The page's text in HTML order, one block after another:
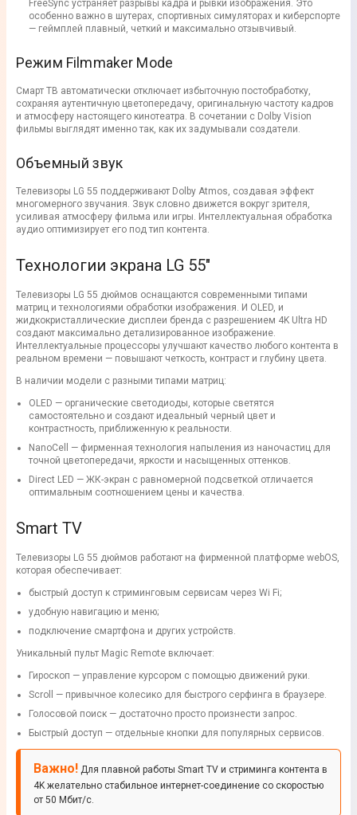
FreeSync устраняет разрывы кадра и рывки изображения. Это
особенно важно в шутерах, спортивных симуляторах и киберспорте
— геймплей плавный, четкий и максимально отзывчивый.
Режим Filmmaker Mode
Смарт ТВ автоматически отключает избыточную постобработку,
сохраняя аутентичную цветопередачу, оригинальную частоту кадров
и атмосферу настоящего кинотеатра. В сочетании с Dolby Vision
фильмы выглядят именно так, как их задумывали создатели.
Объемный звук
Телевизоры LG 55 поддерживают Dolby Atmos, создавая эффект
многомерного звучания. Звук словно движется вокруг зрителя,
усиливая атмосферу фильма или игры. Интеллектуальная обработка
аудио оптимизирует его под тип контента.
Технологии экрана LG 55"
Телевизоры LG 55 дюймов оснащаются современными типами
матриц и технологиями обработки изображения. И OLED, и
жидкокристаллические дисплеи бренда с разрешением 4K Ultra HD
создают максимально детализированное изображение.
Интеллектуальные процессоры улучшают качество любого контента в
реальном времени — повышают четкость, контраст и глубину цвета.
В наличии модели с разными типами матриц:
OLED — органические светодиоды, которые светятся
самостоятельно и создают идеальный черный цвет и
контрастность, приближенную к реальности.
NanoCell — фирменная технология напыления из наночастиц для
точной цветопередачи, яркости и насыщенных оттенков.
Direct LED — ЖК-экран с равномерной подсветкой отличается
оптимальным соотношением цены и качества.
Smart TV
Телевизоры LG 55 дюймов работают на фирменной платформе webOS,
которая обеспечивает:
быстрый доступ к стриминговым сервисам через Wi Fi;
удобную навигацию и меню;
подключение смартфона и других устройств.
Уникальный пульт Magic Remote включает:
Гироскоп — управление курсором с помощью движений руки.
Scroll — привычное колесико для быстрого серфинга в браузере.
Голосовой поиск — достаточно просто произнести запрос.
Быстрый доступ — отдельные кнопки для популярных сервисов.
Важно! Для плавной работы Smart TV и стриминга контента в
4K желательно стабильное интернет-соединение со скоростью
от 50 Мбит/с.